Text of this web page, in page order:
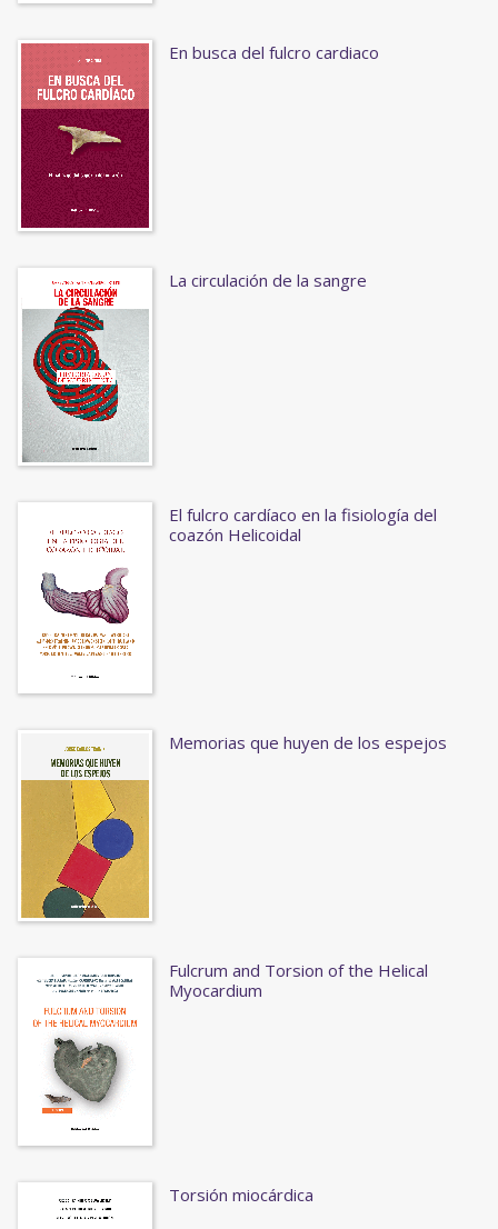
En busca del fulcro cardiaco
La circulación de la sangre
El fulcro cardíaco en la fisiología del
coazón Helicoidal
Memorias que huyen de los espejos
Fulcrum and Torsion of the Helical
Myocardium
Torsión miocárdica